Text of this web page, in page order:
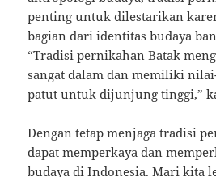
penting untuk dilestarikan
bagian dari identitas budaya
“Tradisi pernikahan Batak
sangat dalam dan memiliki
patut untuk dijunjung tinggi,”
Dengan tetap menjaga tradisi
dapat memperkaya dan
budaya di Indonesia. Mari kita